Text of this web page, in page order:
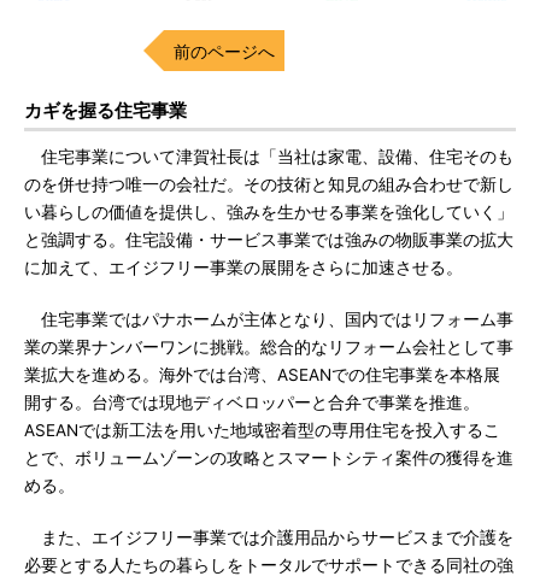
前のページへ
カギを握る住宅事業
住宅事業について津賀社長は「当社は家電、設備、住宅そのも
のを併せ持つ唯一の会社だ。その技術と知見の組み合わせで新し
い暮らしの価値を提供し、強みを生かせる事業を強化していく」
と強調する。住宅設備・サービス事業では強みの物販事業の拡大
に加えて、エイジフリー事業の展開をさらに加速させる。
住宅事業ではパナホームが主体となり、国内ではリフォーム事
業の業界ナンバーワンに挑戦。総合的なリフォーム会社として事
業拡大を進める。海外では台湾、ASEANでの住宅事業を本格展
開する。台湾では現地ディベロッパーと合弁で事業を推進。
ASEANでは新工法を用いた地域密着型の専用住宅を投入するこ
とで、ボリュームゾーンの攻略とスマートシティ案件の獲得を進
める。
また、エイジフリー事業では介護用品からサービスまで介護を
必要とする人たちの暮らしをトータルでサポートできる同社の強